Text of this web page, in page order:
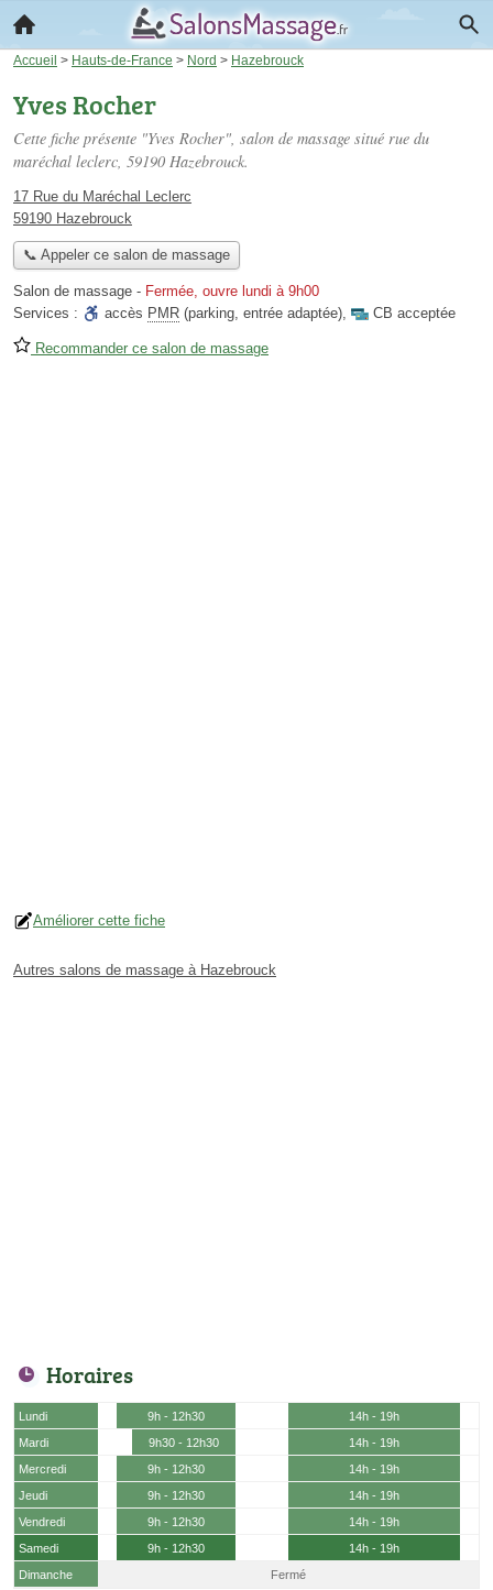
Accueil > Hauts-de-France > Nord > Hazebrouck
Yves Rocher
Cette fiche présente "Yves Rocher", salon de massage situé rue du
maréchal leclerc, 59190 Hazebrouck.
17 Rue du Maréchal Leclerc
59190 Hazebrouck
📞 Appeler ce salon de massage
Salon de massage - Fermée, ouvre lundi à 9h00
Services :
accès PMR (parking, entrée adaptée), CB acceptée
Recommander ce salon de massage
Améliorer cette fiche
Autres salons de massage à Hazebrouck
Horaires
Lundi 9h - 12h30
14h - 19h
Mardi
9h30 - 12h30
14h - 19h
Mercredi
9h - 12h30
14h - 19h
Jeudi
9h - 12h30
14h - 19h
Vendredi
9h - 12h30
14h - 19h
Samedi
9h - 12h30
14h - 19h
Dimanche
Fermé